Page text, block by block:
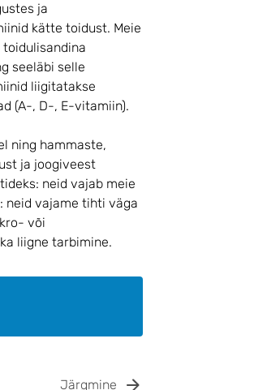
ja
kätte toidust. Meie
seeläbi selle
liigitatakse
(A-, D-, E-vitamiin).
ning hammaste,
ja joogiveest
neid vajab meie
neid vajame tihti väga
või
liigne tarbimine.
Järgmine